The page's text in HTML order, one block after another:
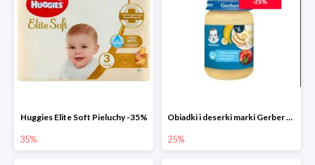
Huggies Elite Soft Pieluchy -35%
35%
Obiadki i deserki marki Gerber do -25%
25%